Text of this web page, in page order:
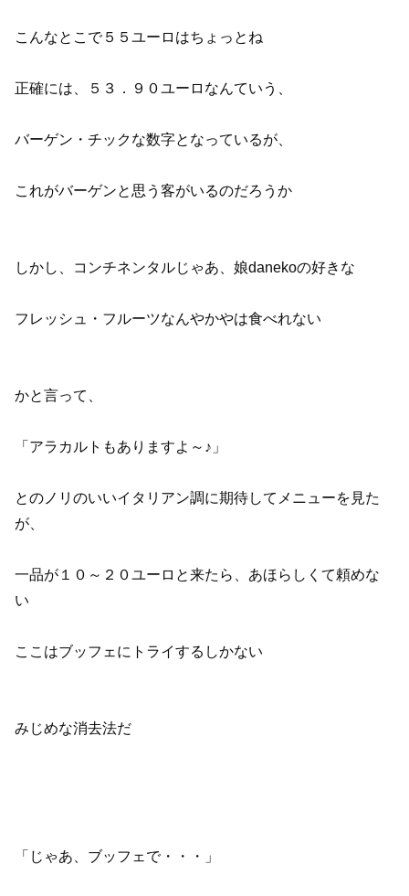
こんなとこで５５ユーロはちょっとね
正確には、５３．９０ユーロなんていう、
バーゲン・チックな数字となっているが、
これがバーゲンと思う客がいるのだろうか
しかし、コンチネンタルじゃあ、娘danekoの好きな
フレッシュ・フルーツなんやかやは食べれない
かと言って、
「アラカルトもありますよ～♪」
とのノリのいいイタリアン調に期待してメニューを見た
が、
一品が１０～２０ユーロと来たら、あほらしくて頼めな
い
ここはブッフェにトライするしかない
みじめな消去法だ
「じゃあ、ブッフェで・・・」